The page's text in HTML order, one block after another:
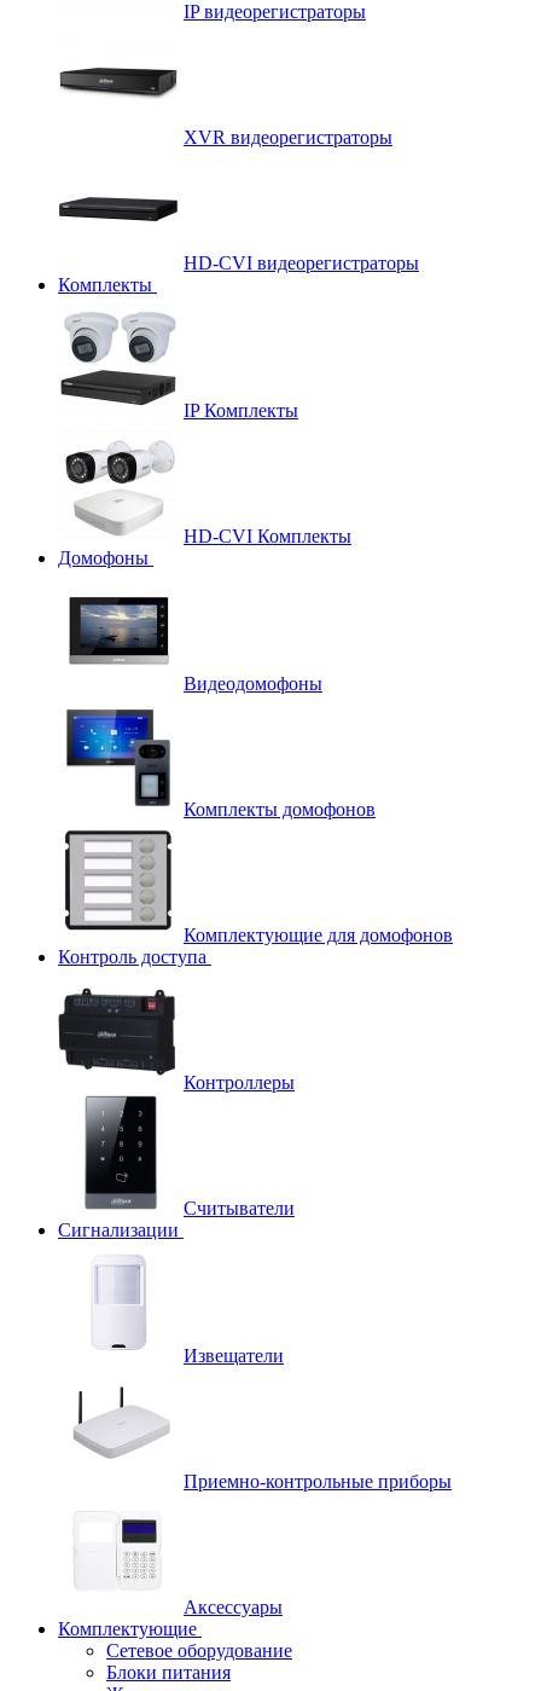
IP видеорегистраторы
XVR видеорегистраторы
HD-CVI видеорегистраторы
Комплекты
IP Комплекты
HD-CVI Комплекты
Домофоны
Видеодомофоны
Комплекты домофонов
Комплектующие для домофонов
Контроль доступа
Контроллеры
Считыватели
Сигнализации
Извещатели
Приемно-контрольные приборы
Аксессуары
Комплектующие
Сетевое оборудование
Блоки питания